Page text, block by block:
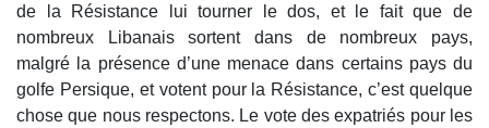
de la Résistance lui tourner le dos, et le fait que de
nombreux Libanais sortent dans de nombreux pays,
malgré la présence d’une menace dans certains pays du
golfe Persique, et votent pour la Résistance, c’est quelque
chose que nous respectons. Le vote des expatriés pour les